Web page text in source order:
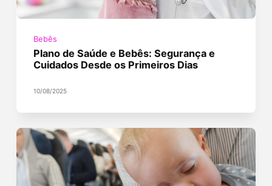
Bebês
Plano de Saúde e Bebês: Segurança e
Cuidados Desde os Primeiros Dias
10/08/2025